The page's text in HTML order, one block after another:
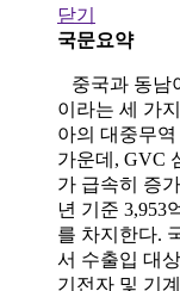
닫기
국문요약
중국과 동남
이라는 세 가
아의 대중무
가운데, GVC
가 급속히 증
년 기준 3,953
를 차지한다.
서 수출입 대
기전자 및 기